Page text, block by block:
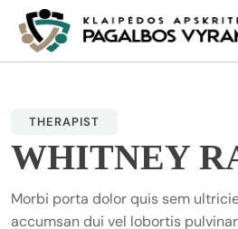
THERAPIST
WHITNEY
Morbi porta dolor quis sem
accumsan dui vel lobortis